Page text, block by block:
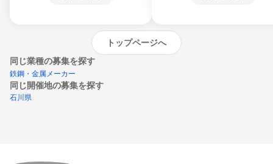
トップページへ
同じ業種の募集を探す
鉄鋼・金属メーカー
同じ開催地の募集を探す
石川県